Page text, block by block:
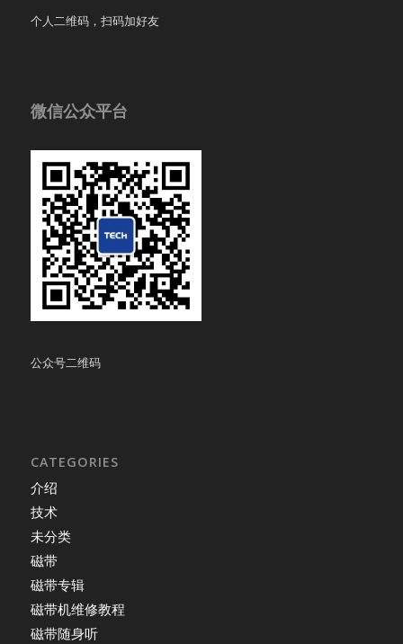
个人二维码，扫码加好友
微信公众平台
公众号二维码
CATEGORIES
介绍
技术
未分类
磁带
磁带专辑
磁带机维修教程
磁带随身听